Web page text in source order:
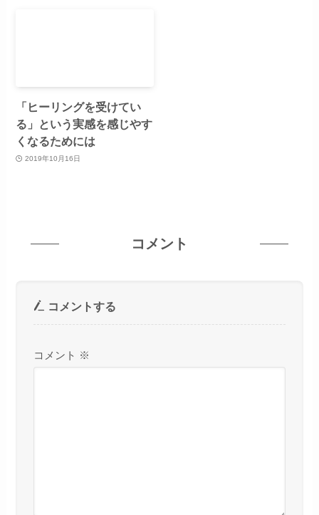
「ヒーリングを受けてい
る」という実感を感じやす
くなるためには
2019年10月16日
コメント
コメントする
コメント ※